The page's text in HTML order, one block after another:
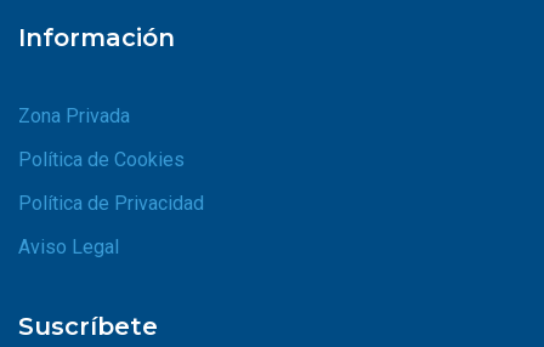
Información
Zona Privada
Política de Cookies
Política de Privacidad
Aviso Legal
Suscríbete